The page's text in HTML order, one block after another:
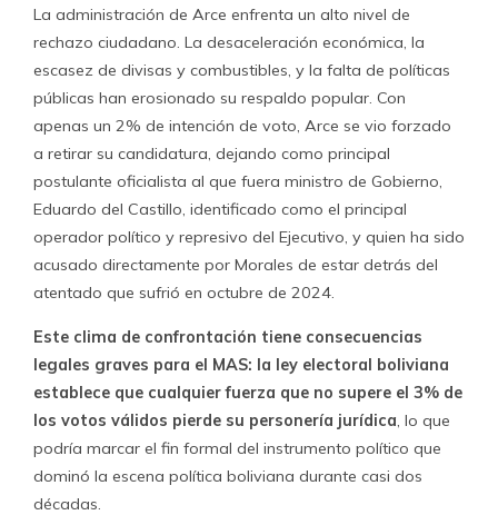
La administración de Arce enfrenta un alto nivel de
rechazo ciudadano. La desaceleración económica, la
escasez de divisas y combustibles, y la falta de políticas
públicas han erosionado su respaldo popular. Con
apenas un 2% de intención de voto, Arce se vio forzado
a retirar su candidatura, dejando como principal
postulante oficialista al que fuera ministro de Gobierno,
Eduardo del Castillo, identificado como el principal
operador político y represivo del Ejecutivo, y quien ha sido
acusado directamente por Morales de estar detrás del
atentado que sufrió en octubre de 2024.
Este clima de confrontación tiene consecuencias
legales graves para el MAS: la ley electoral boliviana
establece que cualquier fuerza que no supere el 3% de
los votos válidos pierde su personería jurídica, lo que
podría marcar el fin formal del instrumento político que
dominó la escena política boliviana durante casi dos
décadas.